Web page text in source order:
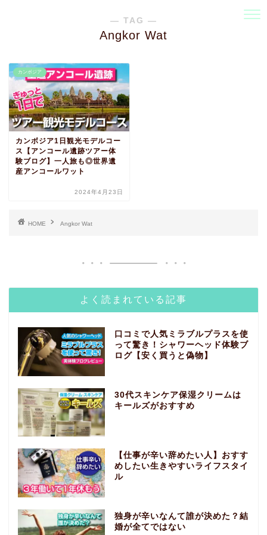
― TAG ―
Angkor Wat
カンボジア
カンボジア1日観光モデルコー
ス【アンコール遺跡ツアー体
験ブログ】一人旅も◎世界遺
産アンコールワット
2024年4月23日
HOME Angkor Wat
よく読まれている記事
口コミで人気ミラブルプラスを使
って驚き！シャワーヘッド体験ブ
ログ【安く買うと偽物】
30代スキンケア保湿クリームは
キールズがおすすめ
【仕事が辛い辞めたい人】おすす
めしたい生きやすいライフスタイ
ル
独身が辛いなんて誰が決めた？結
婚が全てではない